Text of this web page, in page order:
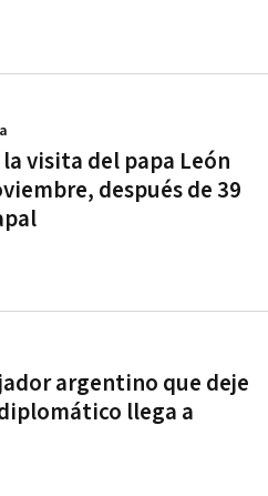
visita del papa León
después de 39
argentino que deje
llega a